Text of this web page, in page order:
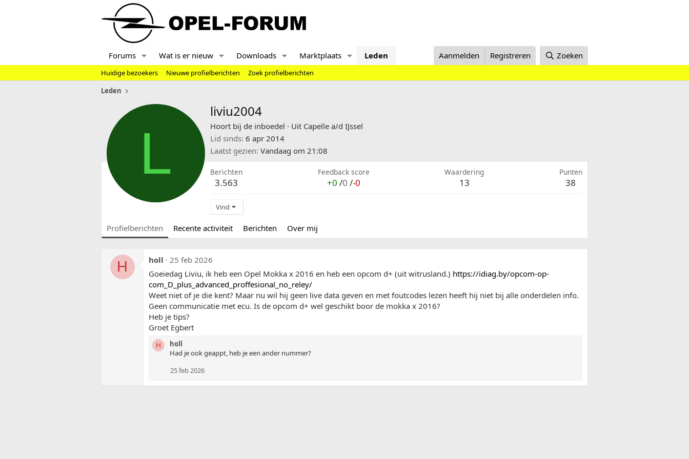
Forums Wat is er nieuw Downloads Marktplaats Leden Aanmelden Registreren Zoeken
Huidige bezoekers Nieuwe profielberichten
Zoek profielberichten
Leden
L
liviu2004
Hoort bij de inboedel · Uit Capelle a/d IJssel
Lid sinds 6 apr 2014
Laatst gezien Vandaag om 21:08
Berichten
3.563
Feedback score
+0 /0 /-0
Waardering
13
Punten
38
Vind
Profielberichten Recente activiteit Berichten Over mij
H holl
25 feb 2026
Goeiedag Liviu, ik heb een Opel Mokka x 2016 en heb een opcom d+ (uit witrusland.) https://idiag.by/opcom-op-
com_D_plus_advanced_proffesional_no_reley/
Weet niet of je die kent? Maar nu wil hij geen live data geven en met foutcodes lezen heeft hij niet bij alle onderdelen info.
Geen communicatie met ecu. Is de opcom d+ wel geschikt boor de mokka x 2016?
Heb je tips?
Groet Egbert
H
holl
Had je ook geappt, heb je een ander nummer?
25 feb 2026